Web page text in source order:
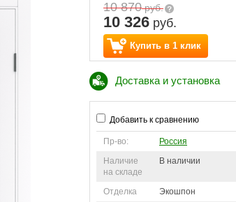
10 870руб.
10 326 руб.
Купить в 1 клик
Доставка и установка
Добавить к сравнению
Пр-во:
Россия
Наличие
на складе
В наличии
Отделка
Экошпон